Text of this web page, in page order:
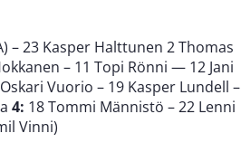
– 23 Kasper Halttunen 2 Thomas
– 11 Topi Rönni — 12 Jani
Vuorio – 19 Kasper Lundell –
4: 18 Tommi Männistö – 22 Lenni
Vinni)